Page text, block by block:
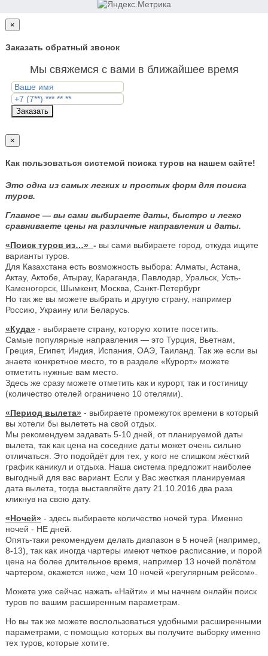
×
Заказать обратный звонок
Мы свяжемся с вами в ближайшее время
Заказать
×
Как пользоваться системой поиска туров на нашем сайте!
Это одна из самых легких и простых форм для поиска
туров.
Главное — вы сами выбираете даты, быстро и легко
сравниваете цены на различные направления и даты.
«Поиск туров из…» - вы сами выбираете город, откуда ищите
варианты туров.
Для Казахстана есть возможность выбора: Алматы, Астана,
Актау, Актобе, Атырау, Караганда, Павлодар, Уральск, Усть-
Каменогорск, Шымкент, Москва, Санкт-Петербург
Но так же вы можете выбрать и другую страну, например
Россию, Украину или Беларусь.
«Куда» - выбираете страну, которую хотите посетить.
Самые популярные направления — это Турция, Вьетнам,
Греция, Египет, Индия, Испания, ОАЭ, Таиланд. Так же если вы
знаете конкретное место, то в разделе «Курорт» можете
отметить нужные вам место.
Здесь же сразу можете отметить как и курорт, так и гостиницу
(количество отелей ограничено 10 отелями).
«Период вылета» - выбираете промежуток времени в который
вы хотели бы вылететь на свой отдых.
Мы рекомендуем задавать 5-10 дней, от планируемой даты
вылета, так как цена на соседние даты может очень сильно
отличаться. Это подойдёт для тех, у кого не слишком жёсткий
график каникул и отдыха. Наша система предложит наиболее
выгодный для вас вариант. Если у Вас жесткая планируемая
дата вылета, тогда выставляйте дату 21.10.2016 два раза
кликнув на свою дату.
«Ночей» - здесь выбираете количество ночей тура. Именно
ночей - НЕ дней.
Опять-таки рекомендуем делать диапазон в 5 ночей (например,
8-13), так как иногда чартеры имеют четкое расписание, и порой
цена на более длительное время, например 13 ночей полётом
чартером, окажется ниже, чем 10 ночей «регулярным рейсом».
Можете уже сейчас нажать «Найти» и мы начнем онлайн поиск
туров по вашим расширенным параметрам.
Но вы так же можете воспользоваться удобными расширенными
параметрами, с помощью которых вы получите выборку именно
тех туров, которые хотите.